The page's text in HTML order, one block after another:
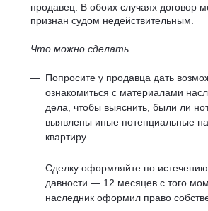
продавец. В обоих случаях договор
признан судом недействительным.
Что можно сделать
Попросите у продавца дать
ознакомиться с материалами
дела, чтобы выяснить, были ли
выявлены иные потенциальные
квартиру.
Сделку оформляйте по истечению
давности — 12 месяцев с того
наследник оформил право